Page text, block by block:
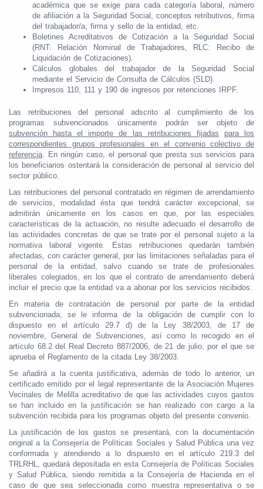
académica que se exige para cada categoría laboral, número
de afiliación a la Seguridad Social, conceptos retributivos, firma
del trabajador/a, firma y sello de la entidad, etc.
Boletines Acreditativos de Cotización a la Seguridad Social
(RNT: Relación Nominal de Trabajadores, RLC: Recibo de
Liquidación de Cotizaciones).
Cálculos globales del trabajador de la Seguridad Social
mediante el Servicio de Consulta de Cálculos (SLD).
Impresos 110, 111 y 190 de ingresos por retenciones IRPF.
Las retribuciones del personal adscrito al cumplimiento de los
programas subvencionados únicamente podrán ser objeto de
subvención hasta el importe de las retribuciones fijadas
para los
correspondientes grupos profesionales en el convenio colectivo de
referencia. En ningún caso, el personal que presta sus servicios para
los beneficiarios ostentará la consideración de personal al servicio del
sector público.
Las retribuciones del personal contratado en régimen de arrendamiento
de servicios, modalidad ésta que tendrá carácter excepcional, se
admitirán únicamente en los casos en que, por las especiales
características de la actuación, no resulte adecuado el desarrollo de
las actividades concretas de que se trate por el personal sujeto a la
normativa laboral vigente. Estas retribuciones quedarán también
afectadas, con carácter general, por las limitaciones señaladas para el
personal de la entidad, salvo cuando se trate de profesionales
liberales colegiados, en los que el contrato de arrendamiento deberá
incluir el precio que la entidad va a abonar por los servicios recibidos.
En materia de contratación de personal por parte de la entidad
subvencionada, se le informa de la obligación de cumplir con lo
dispuesto en el artículo 29.7 d) de la Ley 38/2003, de 17 de
noviembre, General de Subvenciones, así como lo recogido en el
artículo 68.2 del Real Decreto 887/2006, de 21 de julio, por el que se
aprueba el Reglamento de la citada Ley 38/2003.
Se añadirá a la cuenta justificativa, además de todo lo anterior, un
certificado emitido por el legal representante de la Asociación Mujeres
Vecinales de Melilla acreditativo de que las actividades cuyos gastos
se han incluido en la justificación se han realizado con cargo a la
subvención recibida para los programas objeto del presente convenio.
La justificación de los gastos se presentará, con la documentación
original a la Consejería de Políticas Sociales y Salud Pública una vez
conformada y atendiendo a lo dispuesto en el artículo 219.3 del
TRLRHL, quedará depositada en esta Consejería de Políticas Sociales
y Salud Pública, siendo remitida a la Consejería de Hacienda en el
caso de que sea seleccionada como muestra representativa o se